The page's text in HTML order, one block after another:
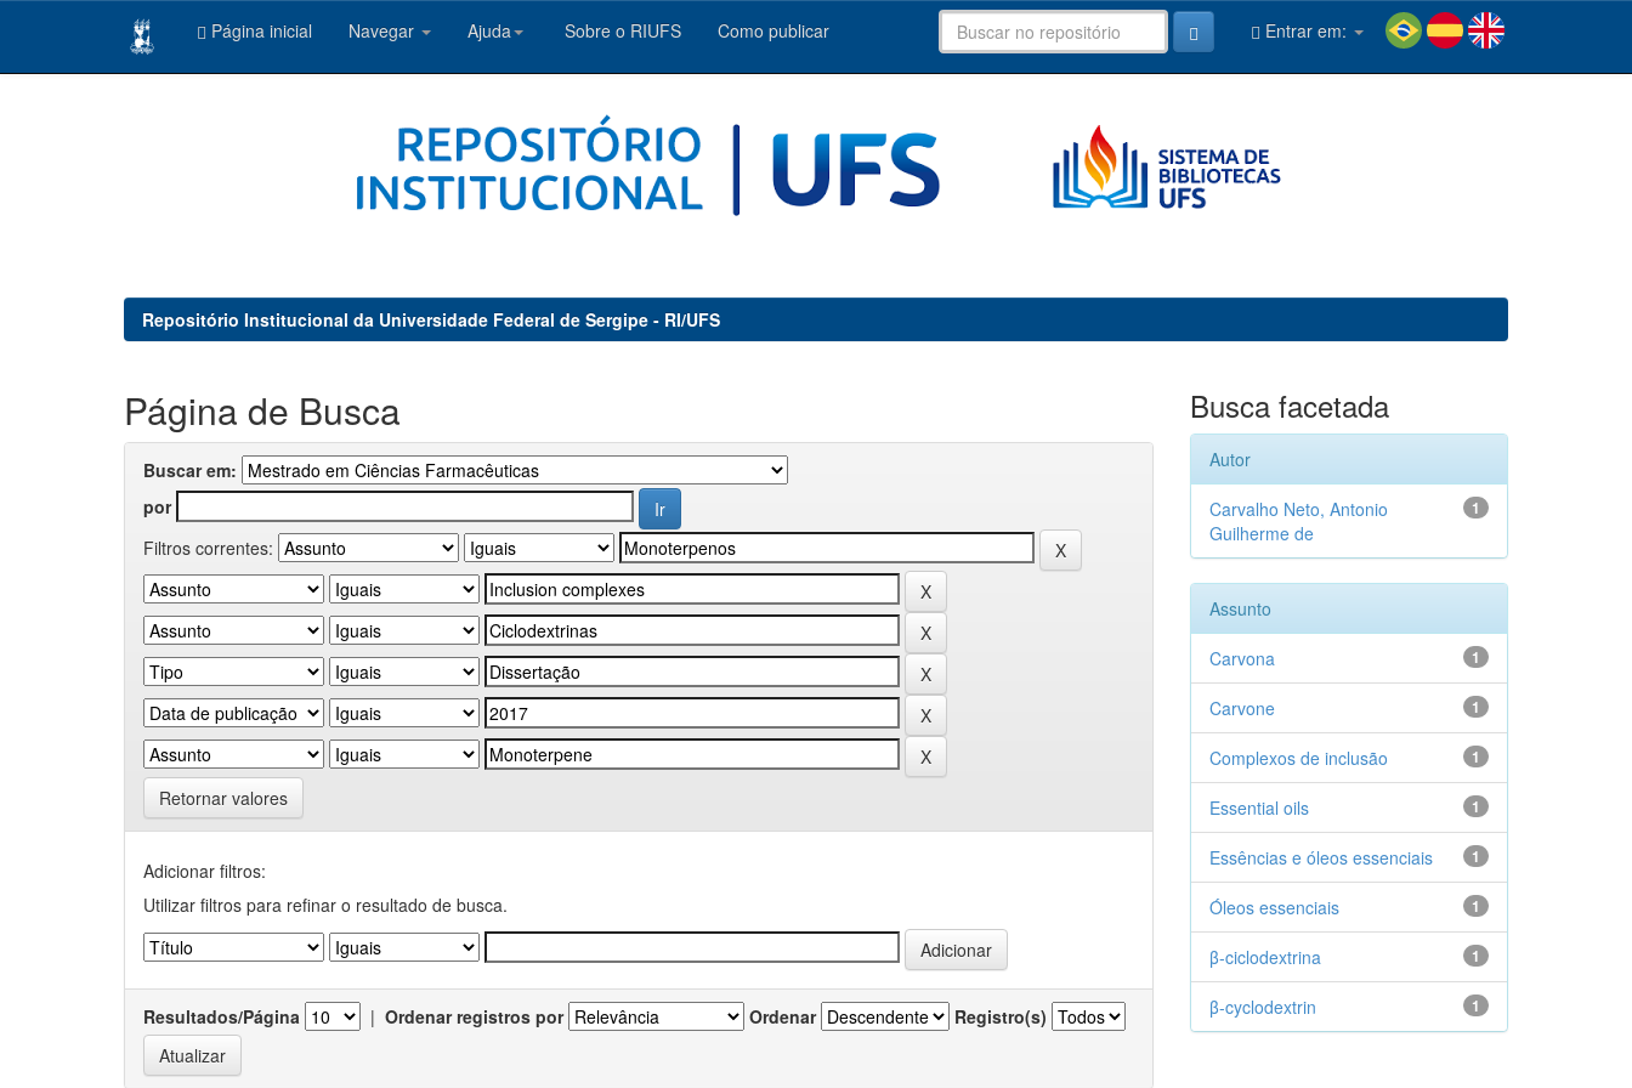
Página inicial Navegar Ajuda Sobre o RIUFS Como publicar Entrar em:
Repositório Institucional da Universidade Federal de Sergipe - RI/UFS
Página de Busca
Buscar em:
por
Filtros correntes:
Retornar valores
Adicionar filtros:
Utilizar filtros para refinar o resultado de busca.
Resultados/Página | Ordenar registros por Ordenar Registro(s)
Busca facetada
Autor
1
Carvalho Neto, Antonio
Guilherme de
Assunto
1
Carvona
1
Carvone
1
Complexos de inclusão
1
Essential oils
1
Essências e óleos essenciais
1
Óleos essenciais
1
β-ciclodextrina
1
β-cyclodextrin